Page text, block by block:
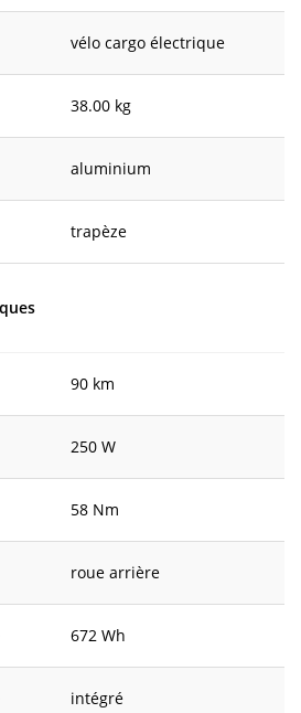
vélo cargo électrique
38.00 kg
aluminium
trapèze
90 km
250 W
58 Nm
roue arrière
672 Wh
intégré